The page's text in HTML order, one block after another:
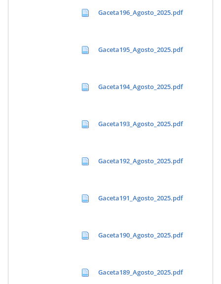
Gaceta196_Agosto_2025.pdf
Gaceta195_Agosto_2025.pdf
Gaceta194_Agosto_2025.pdf
Gaceta193_Agosto_2025.pdf
Gaceta192_Agosto_2025.pdf
Gaceta191_Agosto_2025.pdf
Gaceta190_Agosto_2025.pdf
Gaceta189_Agosto_2025.pdf